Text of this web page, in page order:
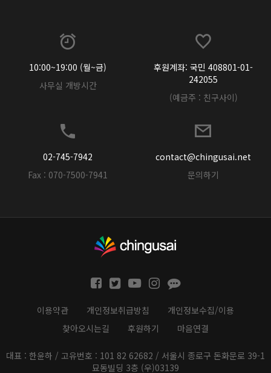
10:00~19:00 (월~금)
사무실 개방시간
후원계좌: 국민 408801-01-
242055
(예금주 : 친구사이)
02-745-7942
Fax : 070-7500-7941
contact@chingusai.net
문의하기
이용약관 개인정보취급방침
개인정보수집/이용
찾아오시는길
후원하기 마음연결
대표 : 한윤하 / 고유번호 : 101 82 62682 / 서울시 종로구 돈화문로 39-1
묘동빌딩 3층 (우)03139